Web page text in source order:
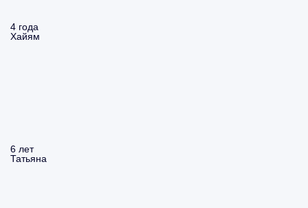
4 года
Хайям
6 лет
Татьяна